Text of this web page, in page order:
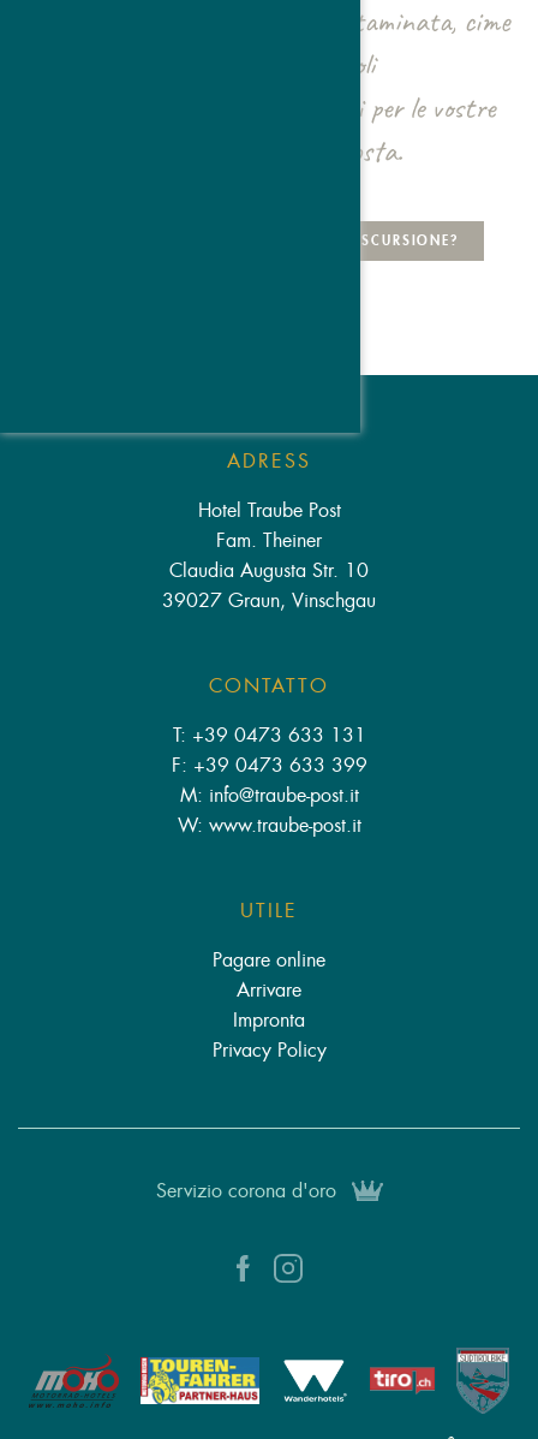
200 chilometri di natura incontaminata, cime
incantate e piacevoli
passeggiate: ecco gli ingredienti per le vostre
escursioni in Val Venosta.
PRONTI A PARTIRE PER LA VOSTRA ESCURSIONE?
ADRESS
Hotel Traube Post
Fam. Theiner
Claudia Augusta Str. 10
39027 Graun, Vinschgau
CONTATTO
T: +39 0473 633 131
F: +39 0473 633 399
M: info@traube-post.it
W: www.traube-post.it
UTILE
Pagare online
Arrivare
Impronta
Privacy Policy
Servizio corona d'oro